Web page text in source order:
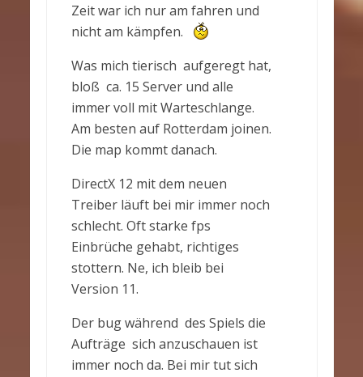
Zeit war ich nur am fahren und
nicht am kämpfen.
Was mich tierisch aufgeregt hat,
bloß ca. 15 Server und alle
immer voll mit Warteschlange.
Am besten auf Rotterdam joinen.
Die map kommt danach.
DirectX 12 mit dem neuen
Treiber läuft bei mir immer noch
schlecht. Oft starke fps
Einbrüche gehabt, richtiges
stottern. Ne, ich bleib bei
Version 11.
Der bug während des Spiels die
Aufträge sich anzuschauen ist
immer noch da. Bei mir tut sich